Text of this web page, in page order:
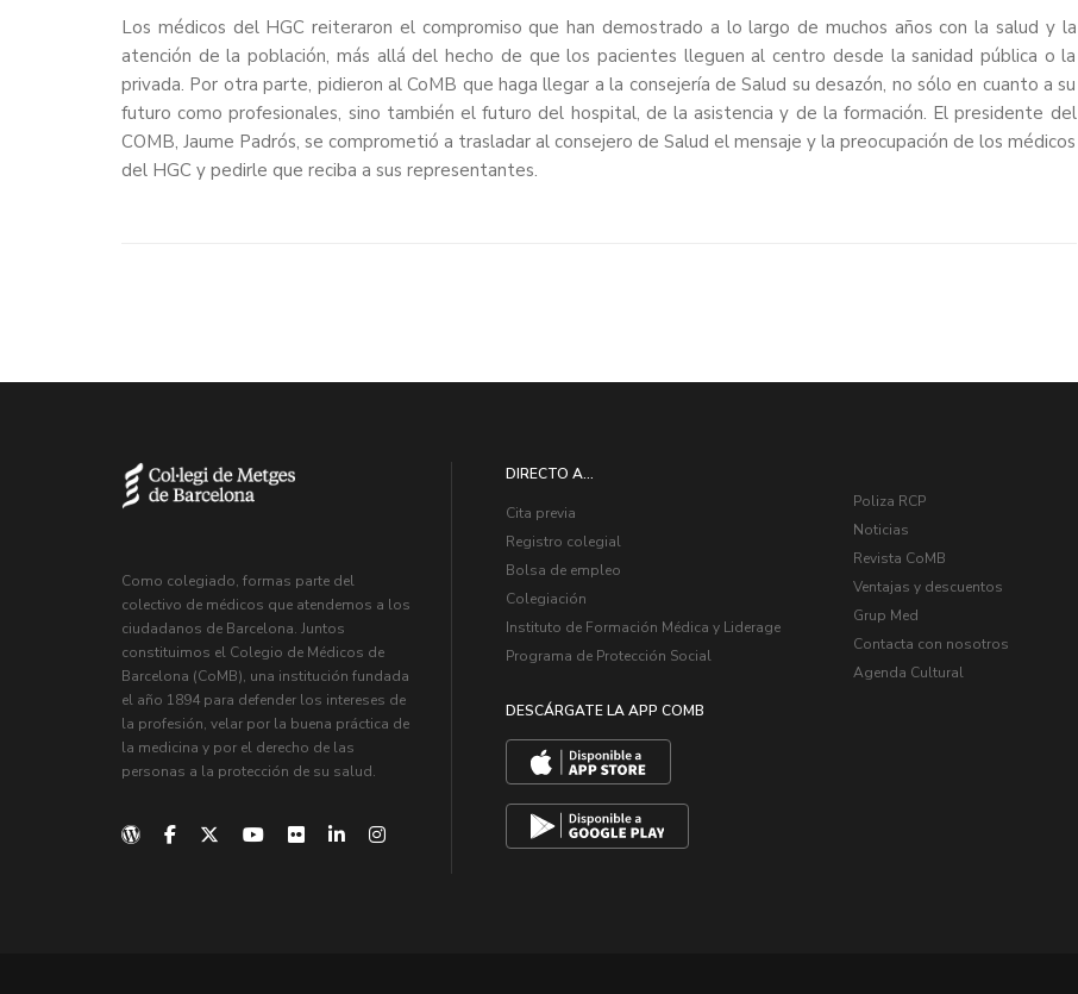
Los médicos del HGC reiteraron el compromiso que han demostrado a lo largo de muchos años con la salud y la
atención de la población, más allá del hecho de que los pacientes lleguen al centro desde la sanidad pública o la
privada. Por otra parte, pidieron al CoMB que haga llegar a la consejería de Salud su desazón, no sólo en cuanto a su
futuro como profesionales, sino también el futuro del hospital, de la asistencia y de la formación. El presidente del
COMB, Jaume Padrós, se comprometió a trasladar al consejero de Salud el mensaje y la preocupación de los médicos
del HGC y pedirle que reciba a sus representantes.
Como colegiado, formas parte del
colectivo de médicos que atendemos a los
ciudadanos de Barcelona. Juntos
constituimos el Colegio de Médicos de
Barcelona (CoMB), una institución fundada
el año 1894 para defender los intereses de
la profesión, velar por la buena práctica de
la medicina y por el derecho de las
personas a la protección de su salud.
DIRECTO A...
Cita previa
Registro colegial
Bolsa de empleo
Colegiación
Instituto de Formación Médica y Liderage
Programa de Protección Social
DESCÁRGATE LA APP COMB
Poliza RCP
Noticias
Revista CoMB
Ventajas y descuentos
Grup Med
Contacta con nosotros
Agenda Cultural